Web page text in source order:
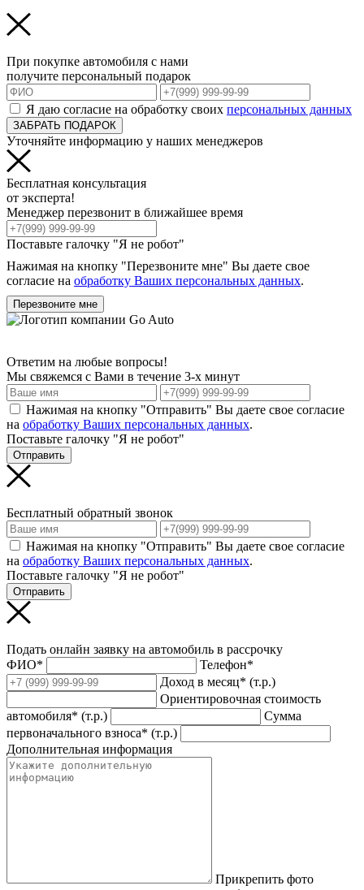
При покупке автомобиля с нами
получите персональный подарок
Я даю согласие на обработку своих персональных данных
ЗАБРАТЬ ПОДАРОК
Уточняйте информацию у наших менеджеров
Бесплатная консультация
от эксперта!
Менеджер перезвонит в ближайшее время
Поставьте галочку "Я не робот"
Нажимая на кнопку "Перезвоните мне" Вы даете свое
согласие на обработку Ваших персональных данных.
Перезвоните мне
Ответим на любые вопросы!
Мы свяжемся с Вами в течение 3-х минут
Нажимая на кнопку "Отправить" Вы даете свое согласие
на обработку Ваших персональных данных.
Поставьте галочку "Я не робот"
Отправить
Бесплатный обратный звонок
Нажимая на кнопку "Отправить" Вы даете свое согласие
на обработку Ваших персональных данных.
Поставьте галочку "Я не робот"
Отправить
Подать онлайн заявку на автомобиль в рассрочку
ФИО*
Телефон*
Доход в месяц* (т.р.)
Ориентировочная стоимость
автомобиля* (т.р.)
Сумма
первоначального взноса* (т.р.)
Дополнительная информация
Прикрепить фото